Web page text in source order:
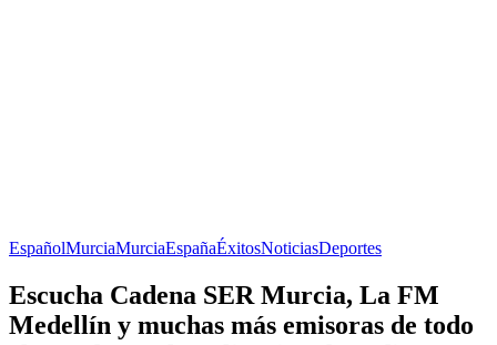
EspañolMurciaMurciaEspañaÉxitosNoticiasDeportes
Escucha Cadena SER Murcia, La FM
Medellín y muchas más emisoras de todo